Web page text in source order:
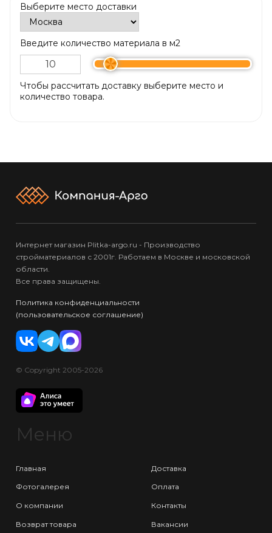
Выберите место доставки
Введите количество материала в м2
Чтобы рассчитать доставку выберите место и
количество товара.
Интернет магазин Plitka-argo.ru - Производство
стройматериалов с 2001г. Работаем в Москве и московской
области.
Все права защищены.
Политика конфиденциальности
(пользовательское соглашение)
© Copyright 2005-2026
Меню
Главная
Фотогалерея
О компании
Возврат товара
Доставка
Оплата
Контакты
Вакансии